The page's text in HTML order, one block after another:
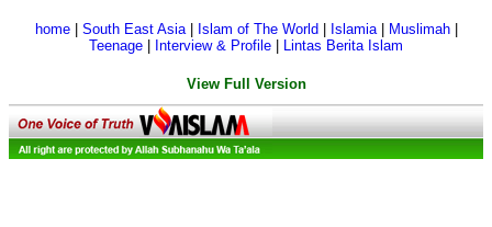
home| South East Asia| Islam of The World Islamia| Muslimah|
Teenage
Interview & Profile Lintas Berita Islam
View Full Version